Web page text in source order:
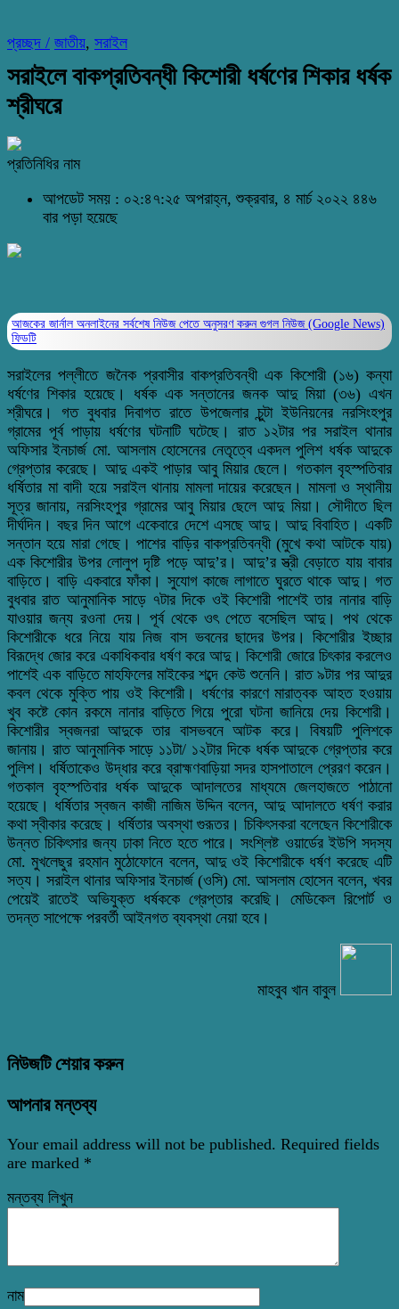
প্রচ্ছদ / জাতীয়, সরাইল
সরাইলে বাকপ্রতিবন্ধী কিশোরী ধর্ষণের শিকার ধর্ষক
শ্রীঘরে
প্রতিনিধির নাম
আপডেট সময় : ০২:৪৭:২৫ অপরাহ্ন, শুক্রবার, ৪ মার্চ ২০২২ ৪৪৬
বার পড়া হয়েছে
আজকের জার্নাল অনলাইনের সর্বশেষ নিউজ পেতে অনুসরণ করুন গুগল নিউজ (Google News)
ফিডটি
সরাইলের পল্লীতে জনৈক প্রবাসীর বাকপ্রতিবন্ধী এক কিশোরী (১৬) কন্যা
ধর্ষণের শিকার হয়েছে। ধর্ষক এক সন্তানের জনক আদু মিয়া (৩৬) এখন
শ্রীঘরে। গত বুধবার দিবাগত রাতে উপজেলার চুন্টা ইউনিয়নের নরসিংহপুর
গ্রামের পূর্ব পাড়ায় ধর্ষণের ঘটনাটি ঘটেছে। রাত ১২টার পর সরাইল থানার
অফিসার ইনচার্জ মো. আসলাম হোসেনের নেতৃত্বে একদল পুলিশ ধর্ষক আদুকে
গ্রেপ্তার করেছে। আদু একই পাড়ার আবু মিয়ার ছেলে। গতকাল বৃহস্পতিবার
ধর্ষিতার মা বাদী হয়ে সরাইল থানায় মামলা দায়ের করেছেন। মামলা ও স্থানীয়
সূত্র জানায়, নরসিংহপুর গ্রামের আবু মিয়ার ছেলে আদু মিয়া। সৌদীতে ছিল
দীর্ঘদিন। বছর দিন আগে একেবারে দেশে এসছে আদু। আদু বিবাহিত। একটি
সন্তান হয়ে মারা গেছে। পাশের বাড়ির বাকপ্রতিবন্ধী (মুখে কথা আটকে যায়)
এক কিশোরীর উপর লোলুপ দৃষ্টি পড়ে আদু’র। আদু’র স্ত্রী বেড়াতে যায় বাবার
বাড়িতে। বাড়ি একবারে ফাঁকা। সুযোগ কাজে লাগাতে ঘুরতে থাকে আদু। গত
বুধবার রাত আনুমানিক সাড়ে ৭টার দিকে ওই কিশোরী পাশেই তার নানার বাড়ি
যাওয়ার জন্য রওনা দেয়। পূর্ব থেকে ওৎ পেতে বসেছিল আদু। পথ থেকে
কিশোরীকে ধরে নিয়ে যায় নিজ বাস ভবনের ছাদের উপর। কিশোরীর ইচ্ছার
বিরূদ্ধে জোর করে একাধিকবার ধর্ষণ করে আদু। কিশোরী জোরে চিৎকার করলেও
পাশেই এক বাড়িতে মাহফিলের মাইকের শব্দে কেউ শুনেনি। রাত ৯টার পর আদুর
কবল থেকে মুক্তি পায় ওই কিশোরী। ধর্ষণের কারণে মারাত্বক আহত হওয়ায়
খুব কষ্টে কোন রকমে নানার বাড়িতে গিয়ে পুরো ঘটনা জানিয়ে দেয় কিশোরী।
কিশোরীর স্বজনরা আদুকে তার বাসভবনে আটক করে। বিষয়টি পুলিশকে
জানায়। রাত আনুমানিক সাড়ে ১১টা/ ১২টার দিকে ধর্ষক আদুকে গ্রেপ্তার করে
পুলিশ। ধর্ষিতাকেও উদ্ধার করে ব্রাহ্মণবাড়িয়া সদর হাসপাতালে প্রেরণ করেন।
গতকাল বৃহস্পতিবার ধর্ষক আদুকে আদালতের মাধ্যমে জেলহাজতে পাঠানো
হয়েছে। ধর্ষিতার স্বজন কাজী নাজিম উদ্দিন বলেন, আদু আদালতে ধর্ষণ করার
কথা স্বীকার করেছে। ধর্ষিতার অবস্থা গুরূতর। চিকিৎসকরা বলেছেন কিশোরীকে
উন্নত চিকিৎসার জন্য ঢাকা নিতে হতে পারে। সংশ্লিষ্ট ওয়ার্ডের ইউপি সদস্য
মো. মুখলেছুর রহমান মুঠোফোনে বলেন, আদু ওই কিশোরীকে ধর্ষণ করেছে এটি
সত্য। সরাইল থানার অফিসার ইনচার্জ (ওসি) মো. আসলাম হোসেন বলেন, খবর
পেয়েই রাতেই অভিযুক্ত ধর্ষককে গ্রেপ্তার করেছি। মেডিকেল রিপোর্ট ও
তদন্ত সাপেক্ষে পরবর্তী আইনগত ব্যবস্থা নেয়া হবে।
মাহবুব খান বাবুল
নিউজটি শেয়ার করুন
আপনার মন্তব্য
Your email address will not be published. Required fields
are marked *
মন্তব্য লিখুন
নাম